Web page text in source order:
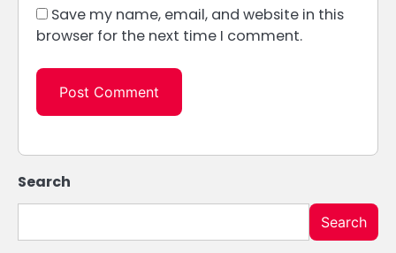
Save my name, email, and website in this
browser for the next time I comment.
Search
Search